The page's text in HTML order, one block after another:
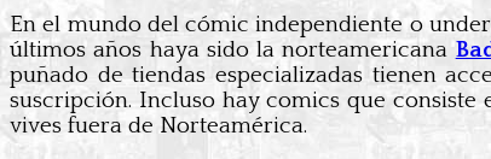
En el mundo del cómic independiente o
últimos años haya sido la norteamericana
puñado de tiendas especializadas tienen
suscripción. Incluso hay comics que
vives fuera de Norteamérica.